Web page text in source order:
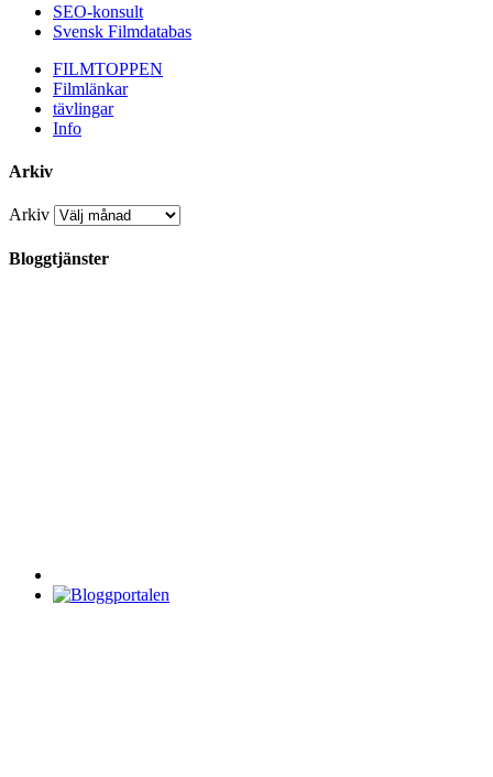
SEO-konsult
Svensk Filmdatabas
FILMTOPPEN
Filmlänkar
tävlingar
Info
Arkiv
Arkiv
Bloggtjänster